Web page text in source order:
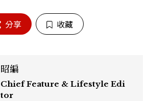
分享 收藏
昭編
Chief Feature & Lifestyle Edi
tor